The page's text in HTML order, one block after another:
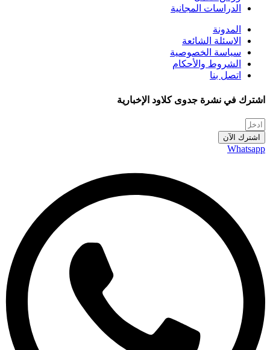
الدراسات المجانية
المدونة
الاسئلة الشائعة
سياسة الخصوصية
الشروط والأحكام
اتصل بنا
اشترك في نشرة جدوى كلاود الإخبارية
اشترك الآن
Whatsapp